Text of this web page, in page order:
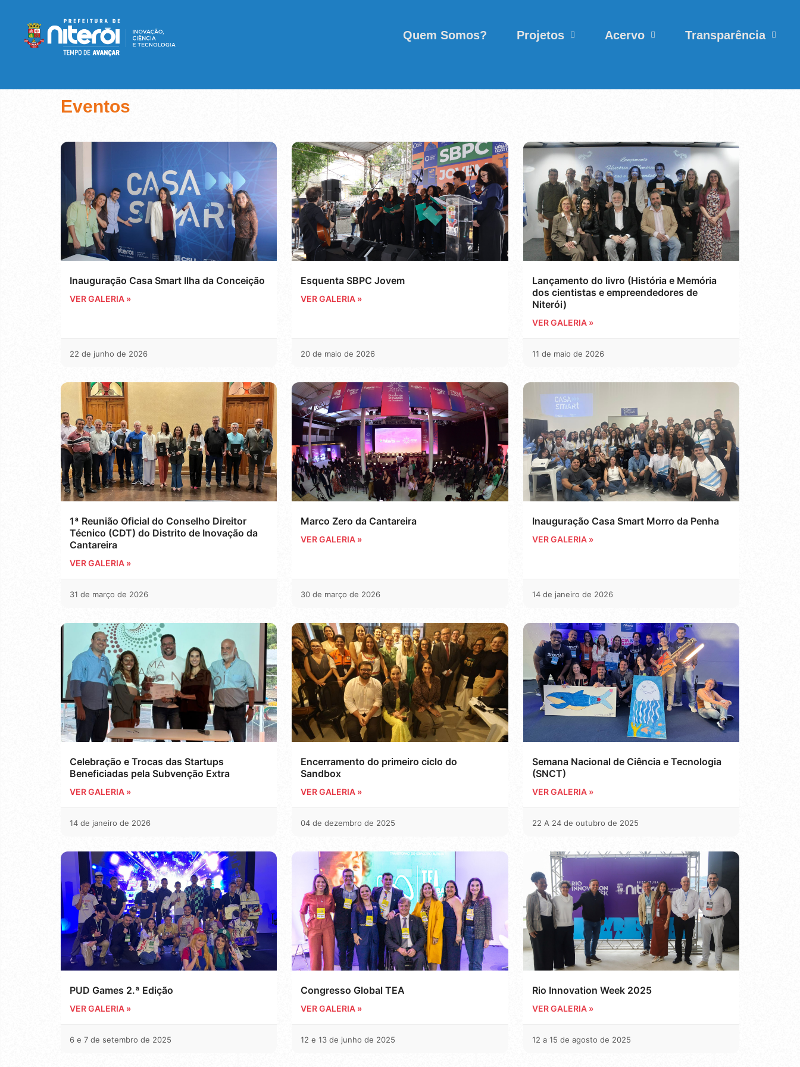
Quem Somos? Projetos Acervo Transparência
Eventos
Inauguração Casa Smart Ilha da Conceição
VER GALERIA »
22 de junho de 2026
Esquenta SBPC Jovem
VER GALERIA »
20 de maio de 2026
Lançamento do livro (História e Memória
dos cientistas e empreendedores de
Niterói)
VER GALERIA »
11 de maio de 2026
1ª Reunião Oficial do Conselho Direitor
Técnico (CDT) do Distrito de Inovação da
Cantareira
VER GALERIA »
31 de março de 2026
Marco Zero da Cantareira
VER GALERIA »
30 de março de 2026
Inauguração Casa Smart Morro da Penha
VER GALERIA »
14 de janeiro de 2026
Celebração e Trocas das Startups
Beneficiadas pela Subvenção Extra
VER GALERIA »
14 de janeiro de 2026
Encerramento do primeiro ciclo do
Sandbox
VER GALERIA »
04 de dezembro de 2025
Semana Nacional de Ciência e Tecnologia
(SNCT)
VER GALERIA »
22 A 24 de outubro de 2025
PUD Games 2.ª Edição
VER GALERIA »
6 e 7 de setembro de 2025
Congresso Global TEA
VER GALERIA »
12 e 13 de junho de 2025
Rio Innovation Week 2025
VER GALERIA »
12 a 15 de agosto de 2025